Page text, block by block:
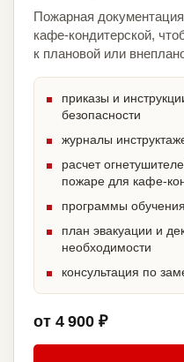
Пожарная
кафе-кондитерской,
к плановой или
приказы и
безопасности
журналы
расчет
пожаре для кафе-
программы
план эвакуации и
необходимости
консультация по
от 4 900 ₽